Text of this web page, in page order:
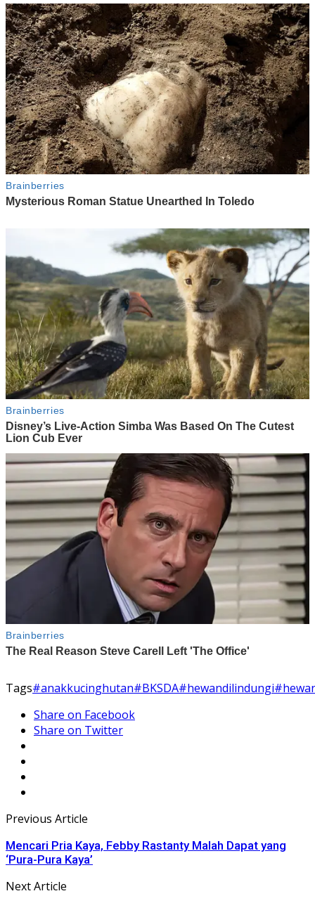
Tags#anakkucinghutan#BKSDA#hewandilindungi
Share on Facebook
Share on Twitter
Previous Article
Mencari Pria Kaya, Febby Rastanty Malah Dapat yang
‘Pura-Pura Kaya’
Next Article